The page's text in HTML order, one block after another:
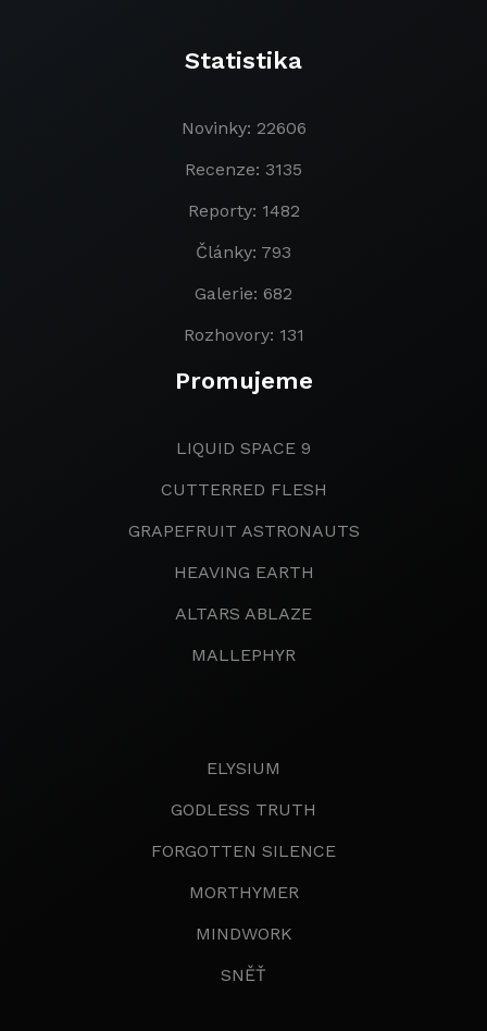
Statistika
Novinky: 22606
Recenze: 3135
Reporty: 1482
Články: 793
Galerie: 682
Rozhovory: 131
Promujeme
LIQUID SPACE 9
CUTTERRED FLESH
GRAPEFRUIT ASTRONAUTS
HEAVING EARTH
ALTARS ABLAZE
MALLEPHYR
ELYSIUM
GODLESS TRUTH
FORGOTTEN SILENCE
MORTHYMER
MINDWORK
SNĚŤ